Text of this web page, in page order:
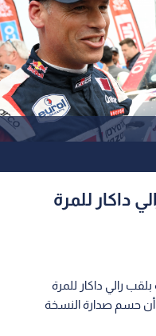
داكار للمرة
رالي داكار للمرة
أن حسم صدارة النسخة